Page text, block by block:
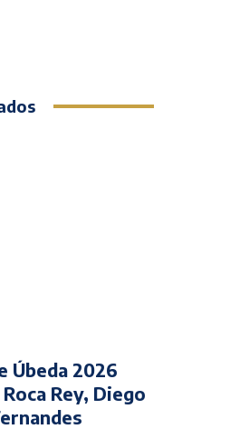
Úbeda 2026
Rey, Diego